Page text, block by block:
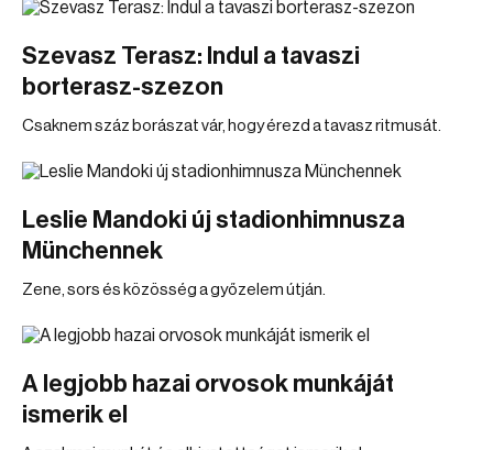
Szevasz Terasz: Indul a tavaszi
borterasz-szezon
Csaknem száz borászat vár, hogy érezd a tavasz ritmusát.
Leslie Mandoki új stadionhimnusza
Münchennek
Zene, sors és közösség a győzelem útján.
A legjobb hazai orvosok munkáját
ismerik el